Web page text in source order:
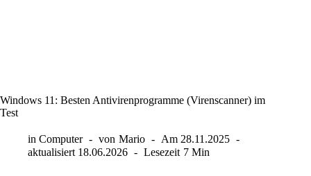
Windows 11: Besten Antivirenprogramme (Virenscanner) im
Test
in Computer von Mario Am 28.11.2025
aktualisiert 18.06.2026 Lesezeit 7 Min